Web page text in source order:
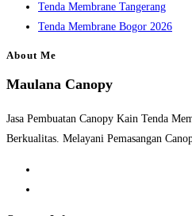
Tenda Membrane Tangerang
Tenda Membrane Bogor 2026
About Me
Maulana Canopy
Jasa Pembuatan Canopy Kain Tenda
Berkualitas. Melayani Pemasangan